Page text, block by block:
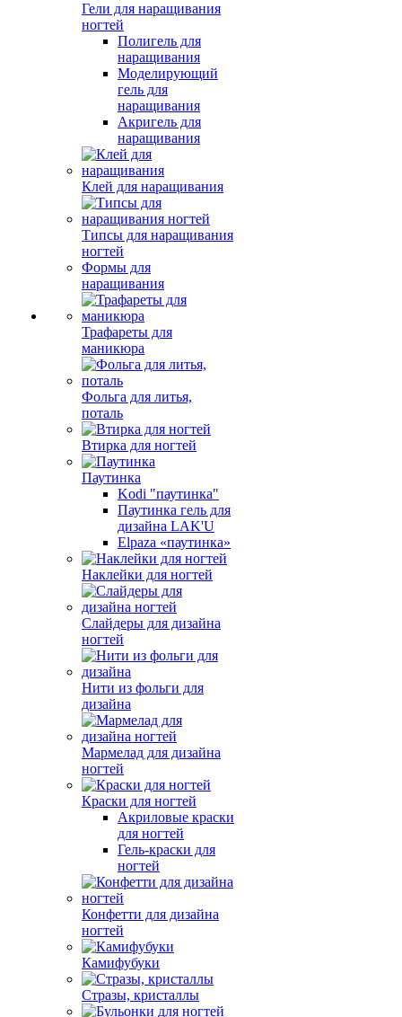
Гели для наращивания
ногтей
Полигель для
наращивания
Моделирующий
гель для
наращивания
Акригель для
наращивания
Клей для наращивания
Типсы для наращивания
ногтей
Формы для
наращивания
Трафареты для
маникюра
Фольга для литья,
поталь
Втирка для ногтей
Паутинка
Kodi "паутинка"
Паутинка гель для
дизайна LAK'U
Elpaza «паутинка»
Наклейки для ногтей
Слайдеры для дизайна
ногтей
Нити из фольги для
дизайна
Мармелад для дизайна
ногтей
Краски для ногтей
Акриловые краски
для ногтей
Гель-краски для
ногтей
Конфетти для дизайна
ногтей
Камифубуки
Стразы, кристаллы